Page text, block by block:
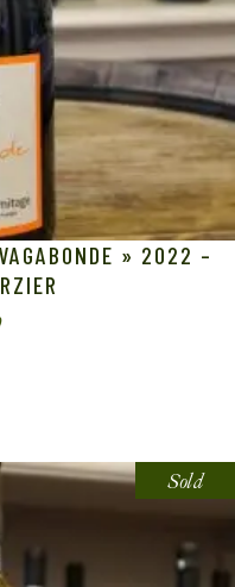
» 2022 –
Sold